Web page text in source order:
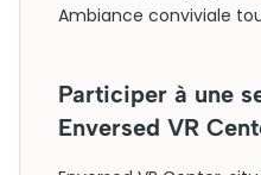
Ambiance conviviale
Participer à une
Enversed VR